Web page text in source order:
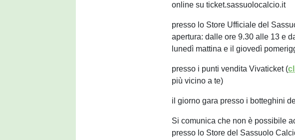
online su ticket.sassuolocalcio.it
presso lo Store Ufficiale del
apertura: dalle ore 9.30 alle 13 e
lunedì mattina e il giovedì
presso i punti vendita Vivaticket (
più vicino a te)
il giorno gara presso i botteghini
Si comunica che non è possibile
presso lo Store del Sassuolo